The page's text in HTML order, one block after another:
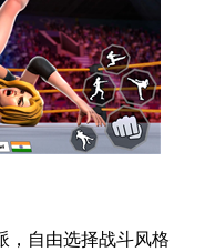
，自由选择战斗风格